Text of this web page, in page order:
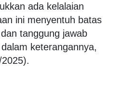
ada kelalaian
ini menyentuh batas
tanggung jawab
keterangannya,